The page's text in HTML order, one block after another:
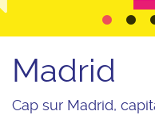
Madrid
Cap sur Madrid,